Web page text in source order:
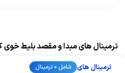
ترمینال های مبدا و مقصد بلیط خوی
ترمینال های شامل 0 ترمینال